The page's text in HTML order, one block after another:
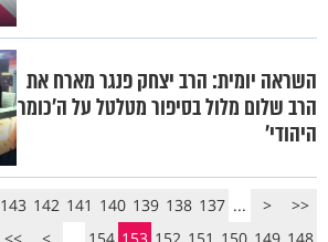
השראה יומית: הרב יצחק פנגר מארח את
הרב שלום מלול בסיפור מטלטל על ה'כומר
היהודי'
<<
<
...
137
138
139
140
141
142
143
148
149
150
151
152
153
154
>
>>